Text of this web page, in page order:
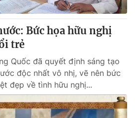
Thủy
Thị Mỹ Hạnh, Phạm Quốc Thắng,
931 - 024.38 355 932
024.66 897 897
Bức họa hữu nghị
trẻ
Quốc đã quyết định sáng tạo
độc nhất vô nhị, vẽ nên bức
đẹp về tình hữu nghị...